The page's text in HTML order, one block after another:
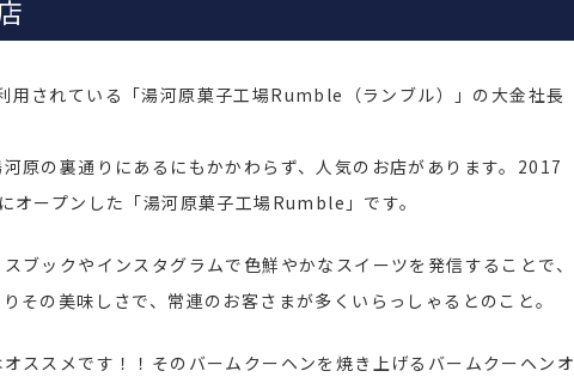
用されている「湯河原菓子工場Rumble（ランブル）」の大金社長
原の裏通りにあるにもかかわらず、人気のお店があります。2017
オープンした「湯河原菓子工場Rumble」です。
ブックやインスタグラムで色鮮やかなスイーツを発信することで、
その美味しさで、常連のお客さまが多くいらっしゃるとのこと。
ススメです！！そのバームクーヘンを焼き上げるバームクーヘンオ